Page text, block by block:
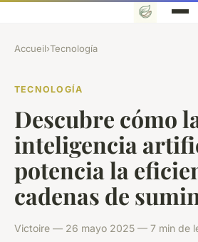
Accueil›Tecnología
TECNOLOGÍA
Descubre cómo
inteligencia
potencia la
cadenas de
Victoire — 26 mayo 2025 — 7 min de